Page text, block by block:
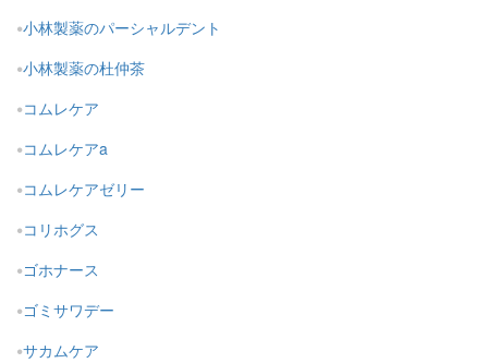
小林製薬のパーシャルデント
小林製薬の杜仲茶
コムレケア
コムレケアa
コムレケアゼリー
コリホグス
ゴホナース
ゴミサワデー
サカムケア